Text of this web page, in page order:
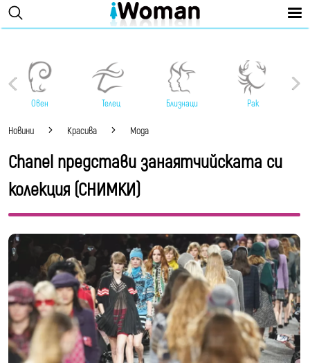
Овен Телец Близнаци Рак
Новини Красива Мода
Chanel представи занаятчийската си
колекция (СНИМКИ)